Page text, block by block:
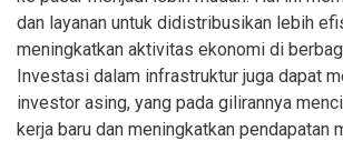
dan layanan untuk didistribusikan lebih
meningkatkan aktivitas ekonomi di
Investasi dalam infrastruktur juga dapat
investor asing, yang pada gilirannya
kerja baru dan meningkatkan pendapatan